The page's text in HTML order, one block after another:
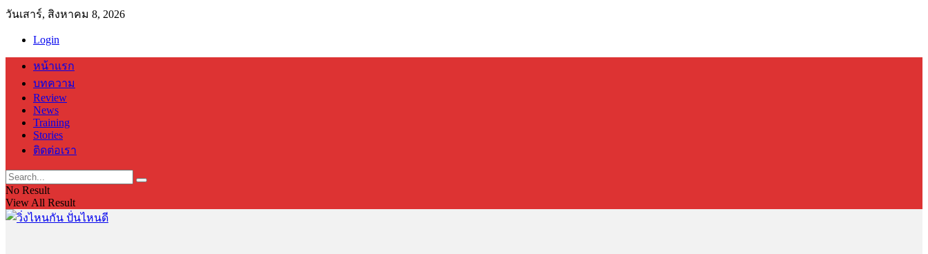
วันเสาร์, สิงหาคม 8, 2026
Login
หน้าแรก
บทความ
Review
News
Training
Stories
ติดต่อเรา
No Result
View All Result